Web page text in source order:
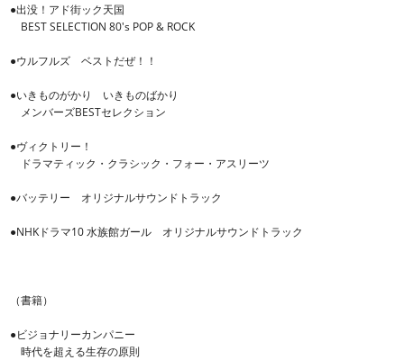
●出没！アド街ック天国
BEST SELECTION 80's POP & ROCK
●ウルフルズ ベストだぜ！！
●いきものがかり いきものばかり
メンバーズBESTセレクション
●ヴィクトリー！
ドラマティック・クラシック・フォー・アスリーツ
●バッテリー オリジナルサウンドトラック
●NHKドラマ10 水族館ガール オリジナルサウンドトラック
（書籍）
●ビジョナリーカンパニー
時代を超える生存の原則